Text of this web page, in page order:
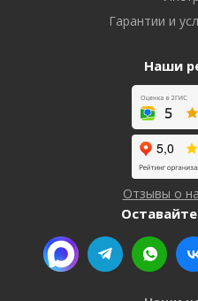
Гарантии и
Наши
Отзывы о